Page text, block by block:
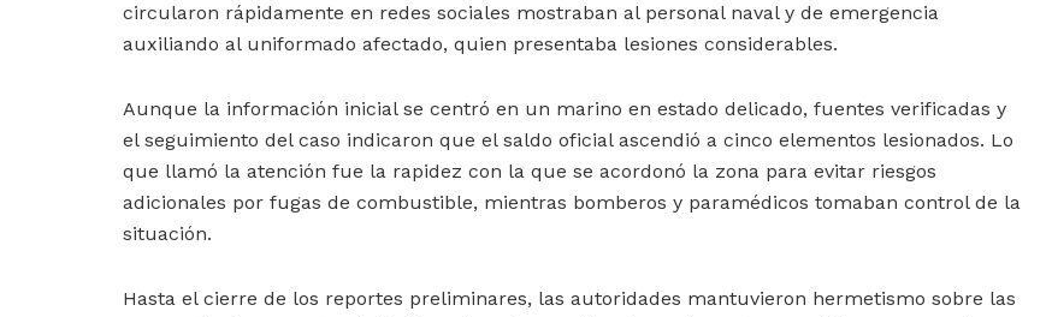
circularon rápidamente en redes sociales mostraban al personal naval y de emergencia
auxiliando al uniformado afectado, quien presentaba lesiones considerables.
Aunque la información inicial se centró en un marino en estado delicado, fuentes verificadas y
el seguimiento del caso indicaron que el saldo oficial ascendió a cinco elementos lesionados. Lo
que llamó la atención fue la rapidez con la que se acordonó la zona para evitar riesgos
adicionales por fugas de combustible, mientras bomberos y paramédicos tomaban control de la
situación.
Hasta el cierre de los reportes preliminares, las autoridades mantuvieron hermetismo sobre las